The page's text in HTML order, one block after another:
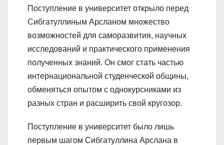
Поступление в университет открыло перед
Сибгатуллиным Арсланом множество
возможностей для саморазвития, научных
исследований и практического применения
полученных знаний. Он смог стать частью
интернациональной студенческой общины,
обменяться опытом с однокурсниками из
разных стран и расширить свой кругозор.
Поступление в университет было лишь
первым шагом Сибгатуллина Арслана в